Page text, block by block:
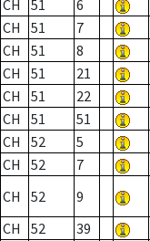
CH 51 6
CH
51 7
CH
51 8
CH
51 21
CH
51 22
CH
51 51
CH
52 5
CH
52 7
CH
52 9
CH
52 39